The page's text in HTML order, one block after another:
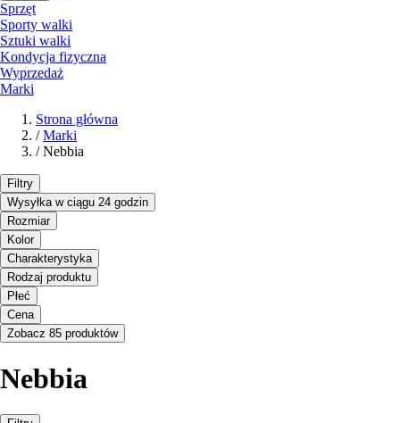
Sprzęt
Sporty walki
Sztuki walki
Kondycja fizyczna
Wyprzedaż
Marki
Strona główna
/ Marki
/ Nebbia
Filtry
Wysyłka w ciągu 24 godzin
Rozmiar
Kolor
Charakterystyka
Rodzaj produktu
Płeć
Cena
Zobacz 85 produktów
Nebbia